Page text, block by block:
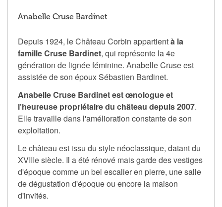
Anabelle Cruse Bardinet
Depuis 1924, le Château Corbin appartientà la
famille Cruse Bardinet, qui représente la 4e
génération de lignée féminine. Anabelle Cruse est
assistée de son époux Sébastien Bardinet.
Anabelle Cruse Bardinet est œnologue et
l'heureuse propriétaire du château depuis 2007.
Elle travaille dans l'amélioration constante de son
exploitation.
Le château est issu du style néoclassique, datant du
XVIIIe siècle. Il a été rénové mais garde des vestiges
d'époque comme un bel escalier en pierre, une salle
de dégustation d'époque ou encore la maison
d'invités.